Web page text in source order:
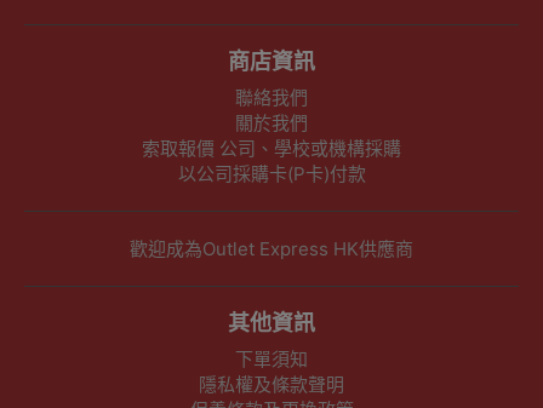
商店資訊
聯絡我們
關於我們
索取報價 公司、學校或機構採購
以公司採購卡(P卡)付款
歡迎成為Outlet Express HK供應商
其他資訊
下單須知
隱私權及條款聲明